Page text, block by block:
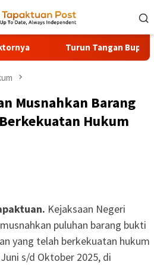
Turun Tangan Bupati
Musnahkan Barang
Hukum
Kejaksaan Negeri
puluhan barang bukti
yang telah berkekuatan hukum
s/d Oktober 2025, di